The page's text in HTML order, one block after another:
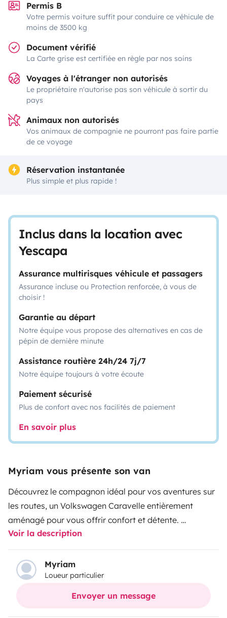
Permis B
Votre permis voiture suffit pour conduire ce véhicule de
moins de 3500 kg
Document vérifié
La Carte grise est certifiée en règle par nos soins
Voyages à l'étranger non autorisés
Le propriétaire n'autorise pas son véhicule à sortir du
pays
Animaux non autorisés
Vos animaux de compagnie ne pourront pas faire partie
de ce voyage
Réservation instantanée
Plus simple et plus rapide !
Inclus dans la location avec
Yescapa
Assurance multirisques véhicule et passagers
Assurance incluse ou Protection renforcée, à vous de
choisir !
Garantie au départ
Notre équipe vous propose des alternatives en cas de
pépin de dernière minute
Assistance routière 24h/24 7j/7
Notre équipe toujours à votre écoute
Paiement sécurisé
Plus de confort avec nos facilités de paiement
En savoir plus
Myriam vous présente son van
Découvrez le compagnon idéal pour vos aventures sur
les routes, un Volkswagen Caravelle entièrement
aménagé pour vous offrir confort et détente.
L’intérieur est surtout réserver pour le couchage avec
un lit peigne de 70 cm qui sert de banquette la journée
pour s’asseoir ou se reposer, qui se transforme en lit de
140 cm pour passer de bonnes nuits étoilés.
Voir la description
Myriam
Loueur particulier
Envoyer un message